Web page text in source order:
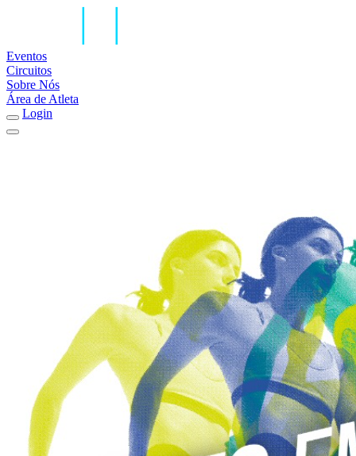
Eventos
Circuitos
Sobre Nós
Área de Atleta
Login